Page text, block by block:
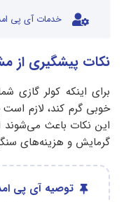
خدمات آی پی
نکات پیشگیری از
برای اینکه کولر
خوبی گرم کند، لازم است
این نکات باعث می‌شوند
گرمایش و هزینه‌های
توصیه آی پی